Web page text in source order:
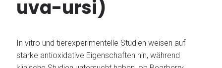
uva-ursi)
In vitro und tierexperimentelle Studien weisen auf
starke antioxidative Eigenschaften hin, während